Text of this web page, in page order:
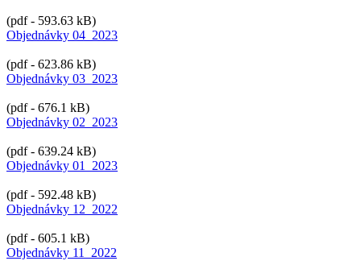
(pdf - 593.63 kB)
Objednávky 04_2023
(pdf - 623.86 kB)
Objednávky 03_2023
(pdf - 676.1 kB)
Objednávky 02_2023
(pdf - 639.24 kB)
Objednávky 01_2023
(pdf - 592.48 kB)
Objednávky 12_2022
(pdf - 605.1 kB)
Objednávky 11_2022